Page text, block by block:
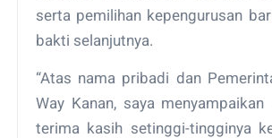
serta pemilihan kepengurusan
bakti selanjutnya.
“Atas nama pribadi dan
Way Kanan, saya
terima kasih setinggi-tingginya